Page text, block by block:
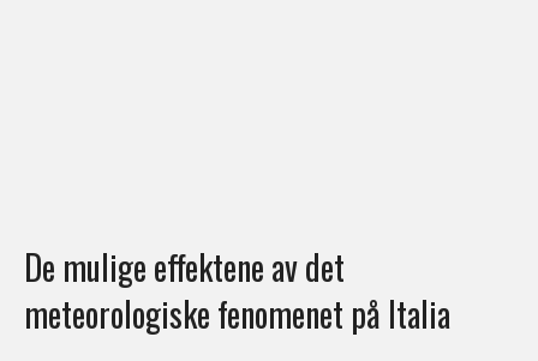
De mulige effektene av det
meteorologiske fenomenet på Italia